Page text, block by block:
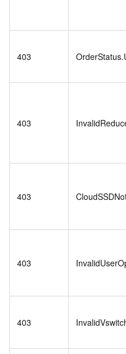
403
403
403
403
403